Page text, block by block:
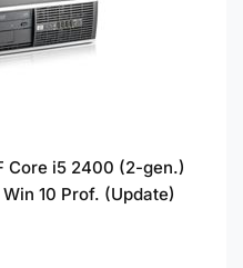
Core i5 2400 (2-gen.)
10 Prof. (Update)